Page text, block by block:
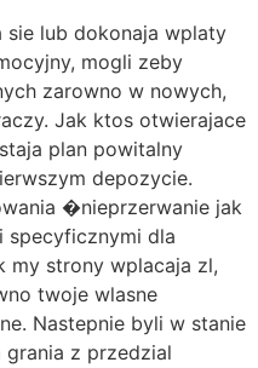
sie lub dokonaja wplaty
mogli zeby
zarowno w nowych,
Jak ktos otwierajace
plan powitalny
depozycie.
�nieprzerwanie jak
specyficznymi dla
my strony wplacaja zl,
twoje wlasne
Nastepnie byli w stanie
z przedzial